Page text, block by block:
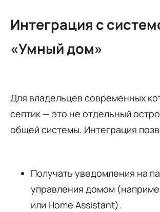
Интеграция с
«Умный дом»
Для владельцев современных
септик — это не отдельный
общей системы. Интеграция
Получать уведомления на
управления домом
или Home Assistant).